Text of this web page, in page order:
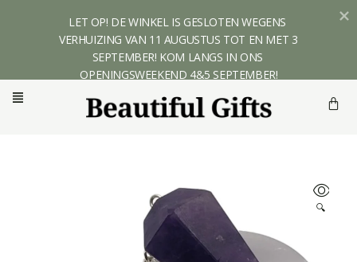
🔍
LET OP! DE WINKEL IS GESLOTEN WEGENS
VERHUIZING VAN 11 AUGUSTUS TOT EN MET 3
SEPTEMBER! KOM LANGS IN ONS
OPENINGSWEEKEND 4&5 SEPTEMBER!